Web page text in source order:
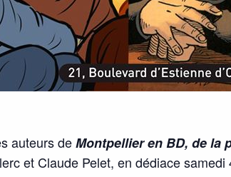
auteurs deMontpellier en BD, de la
et Claude Pelet, en dédiace